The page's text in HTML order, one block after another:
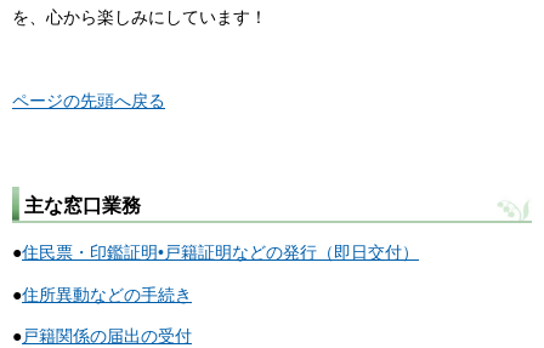
を、心から楽しみにしています！
ページの先頭へ戻る
主な窓口業務
●住民票・印鑑証明•戸籍証明などの発行（即日交付）
●住所異動などの手続き
●戸籍関係の届出の受付